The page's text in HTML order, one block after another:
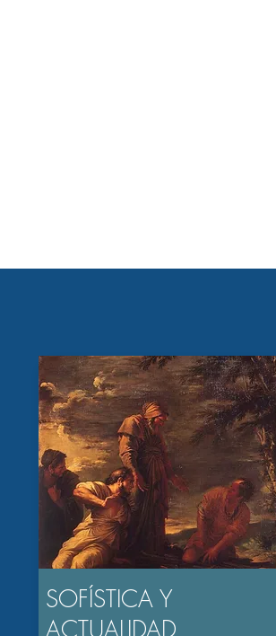
SOFÍSTICA Y
ACTUALIDAD